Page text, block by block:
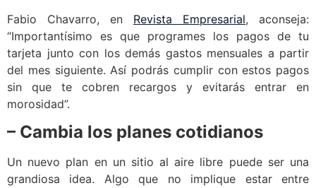
Fabio Chavarro, en Revista Empresarial, aconseja:
“Importantísimo es que programes los pagos de tu
tarjeta junto con los demás gastos mensuales a partir
del mes siguiente. Así podrás cumplir con estos pagos
sin que te cobren recargos y evitarás entrar en
morosidad”.
– Cambia los planes cotidianos
Un nuevo plan en un sitio al aire libre puede ser una
grandiosa idea. Algo que no implique estar entre